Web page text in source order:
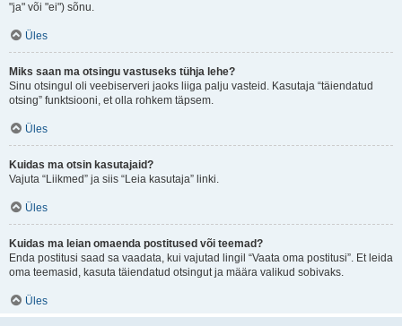
"ja" või "ei") sõnu.
Üles
Miks saan ma otsingu vastuseks tühja lehe?
Sinu otsingul oli veebiserveri jaoks liiga palju vasteid. Kasutaja “täiendatud
otsing” funktsiooni, et olla rohkem täpsem.
Üles
Kuidas ma otsin kasutajaid?
Vajuta “Liikmed” ja siis “Leia kasutaja” linki.
Üles
Kuidas ma leian omaenda postitused või teemad?
Enda postitusi saad sa vaadata, kui vajutad lingil “Vaata oma postitusi”. Et leida
oma teemasid, kasuta täiendatud otsingut ja määra valikud sobivaks.
Üles